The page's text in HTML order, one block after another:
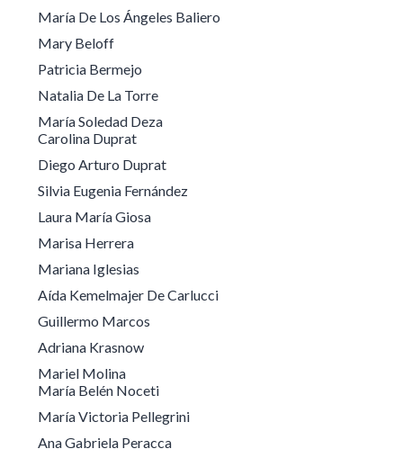
María De Los Ángeles Baliero
Mary Beloff
Patricia Bermejo
Natalia De La Torre
María Soledad Deza
Carolina Duprat
Diego Arturo Duprat
Silvia Eugenia Fernández
Laura María Giosa
Marisa Herrera
Mariana Iglesias
Aída Kemelmajer De Carlucci
Guillermo Marcos
Adriana Krasnow
Mariel Molina
María Belén Noceti
María Victoria Pellegrini
Ana Gabriela Peracca